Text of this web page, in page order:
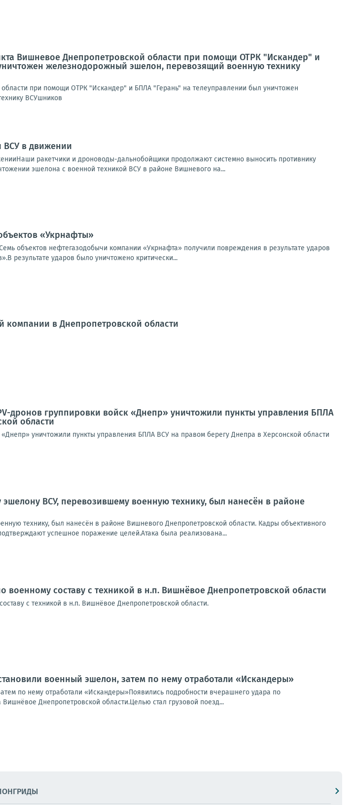
Вишневое Днепропетровской области при помощи ОТРК "Искандер" и
железнодорожный эшелон, перевозящий военную технику
при помощи ОТРК "Искандер" и БПЛА "Герань" на телеуправлении был уничтожен
ВСУшников
ВСУ в движении
ракетчики и дроноводы-дальнобойщики продолжают системно выносить противнику
эшелона с военной техникой ВСУ в районе Вишневого на...
«Укрнафты»
объектов нефтегазодобычи компании «Укрнафта» получили повреждения в результате ударов
результате ударов было уничтожено критически...
компании в Днепропетровской области
дронов группировки войск «Днепр» уничтожили пункты управления БПЛА
области
уничтожили пункты управления БПЛА ВСУ на правом берегу Днепра в Херсонской области
ВСУ, перевозившему военную технику, был нанесён в районе
технику, был нанесён в районе Вишневого Днепропетровской области. Кадры объективного
успешное поражение целей.Атака была реализована...
составу с техникой в н.п. Вишнёвое Днепропетровской области
с техникой в н.п. Вишнёвое Днепропетровской области.
военный эшелон, затем по нему отработали «Искандеры»
по нему отработали «Искандеры»Появились подробности вчерашнего удара по
Днепропетровской области.Целью стал грузовой поезд...